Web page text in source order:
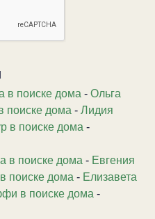
в поиске дома - Ольга
поиске дома - Лидия
в поиске дома -
в поиске дома - Евгения
поиске дома - Елизавета
в поиске дома -